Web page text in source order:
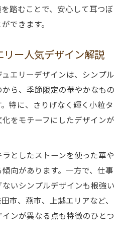
踏むことで、安心して耳つぼ
できます。
ー人気デザイン解説
エリーデザインは、シンプル
ら、季節限定の華やかなもの
特に、さりげなく輝く小粒タ
をモチーフにしたデザインが
としたストーンを使った華や
向があります。一方で、仕事
いシンプルデザインも根強い
市、燕市、上越エリアなど、
ンが異なる点も特徴のひとつ